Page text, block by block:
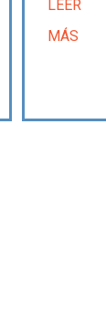
LEER
MÁS